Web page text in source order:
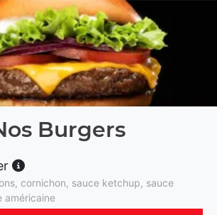
Burgers
cornichon, sauce ketchup, sauce
américaine